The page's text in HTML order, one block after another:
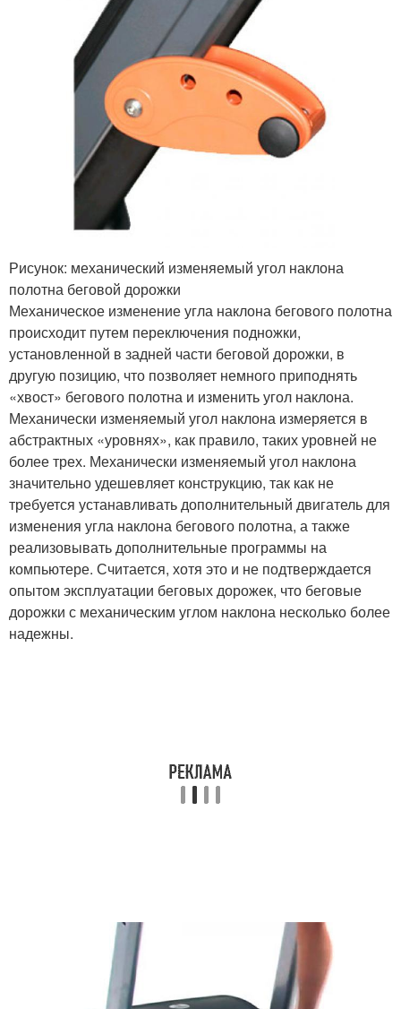
Рисунок: механический изменяемый угол наклона
полотна беговой дорожки
Механическое изменение угла наклона бегового полотна
происходит путем переключения подножки,
установленной в задней части беговой дорожки, в
другую позицию, что позволяет немного приподнять
«хвост» бегового полотна и изменить угол наклона.
Механически изменяемый угол наклона измеряется в
абстрактных «уровнях», как правило, таких уровней не
более трех. Механически изменяемый угол наклона
значительно удешевляет конструкцию, так как не
требуется устанавливать дополнительный двигатель для
изменения угла наклона бегового полотна, а также
реализовывать дополнительные программы на
компьютере. Считается, хотя это и не подтверждается
опытом эксплуатации беговых дорожек, что беговые
дорожки с механическим углом наклона несколько более
надежны.